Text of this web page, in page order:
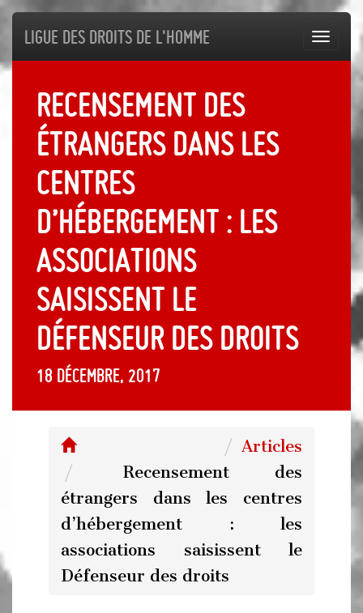
Ligue des droits de l'Homme
Recensement des
étrangers dans les
centres
d’hébergement : les
associations
saisissent le
Défenseur des droits
18 décembre, 2017
Articles
Recensement des
étrangers dans les centres
d’hébergement : les
associations saisissent le
Défenseur des droits